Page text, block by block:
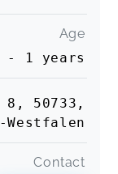
Age
- 1 years
8, 50733,
Westfalen
Contact